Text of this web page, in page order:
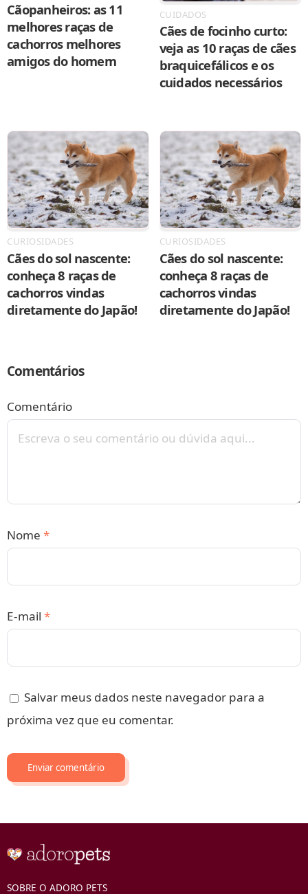
Cãopanheiros: as 11
melhores raças de
cachorros melhores
amigos do homem
CUIDADOS
Cães de focinho curto:
veja as 10 raças de cães
braquicefálicos e os
cuidados necessários
CURIOSIDADES
Cães do sol nascente:
conheça 8 raças de
cachorros vindas
diretamente do Japão!
CURIOSIDADES
Cães do sol nascente:
conheça 8 raças de
cachorros vindas
diretamente do Japão!
Comentários
Comentário
Nome *
E-mail *
Salvar meus dados neste navegador para a
próxima vez que eu comentar.
SOBRE O ADORO PETS